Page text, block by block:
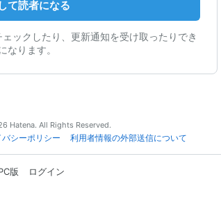
て読者になる
ックしたり、更新通知を受け取ったりでき
なります。
Hatena. All Rights Reserved.
バシーポリシー 利用者情報の外部送信について
版 ログイン